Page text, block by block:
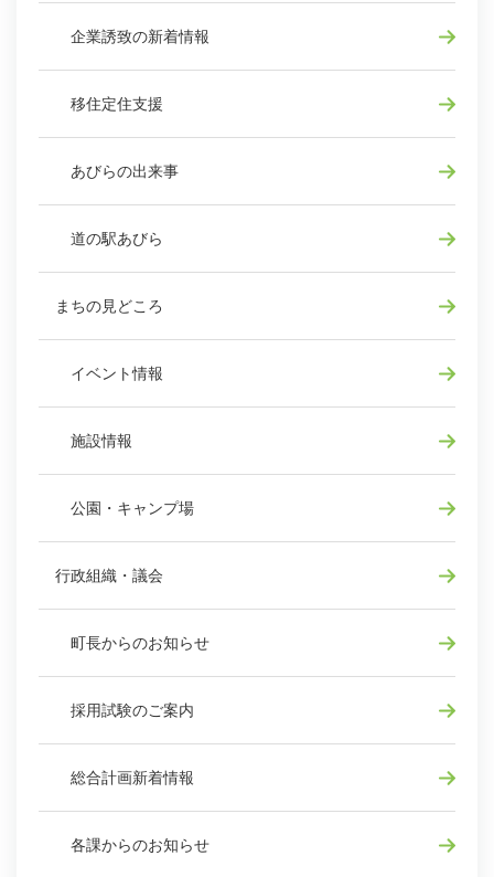
企業誘致の新着情報
移住定住支援
あびらの出来事
道の駅あびら
まちの見どころ
イベント情報
施設情報
公園・キャンプ場
行政組織・議会
町長からのお知らせ
採用試験のご案内
総合計画新着情報
各課からのお知らせ